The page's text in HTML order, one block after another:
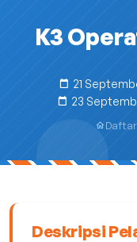
K3
21
23
Deskripsi